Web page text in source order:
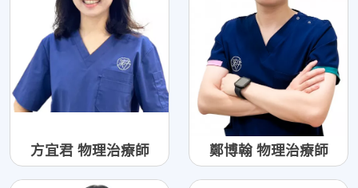
方宜君 物理治療師 鄭博翰 物理治療師